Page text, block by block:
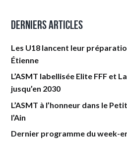
Derniers articles
Les U18 lancent leur
Étienne
L’ASMT labellisée Elite FFF et
jusqu’en 2030
L’ASMT à l’honneur dans le
l’Ain
Dernier programme du week-